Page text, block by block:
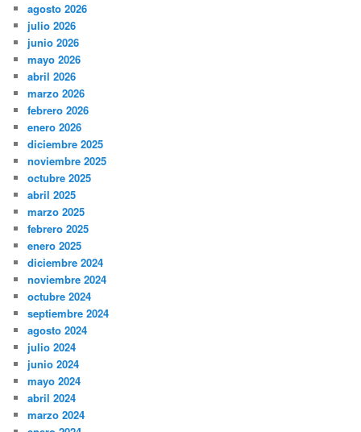
agosto 2026
julio 2026
junio 2026
mayo 2026
abril 2026
marzo 2026
febrero 2026
enero 2026
diciembre 2025
noviembre 2025
octubre 2025
abril 2025
marzo 2025
febrero 2025
enero 2025
diciembre 2024
noviembre 2024
octubre 2024
septiembre 2024
agosto 2024
julio 2024
junio 2024
mayo 2024
abril 2024
marzo 2024